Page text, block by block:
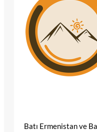
Batı Ermenistan ve